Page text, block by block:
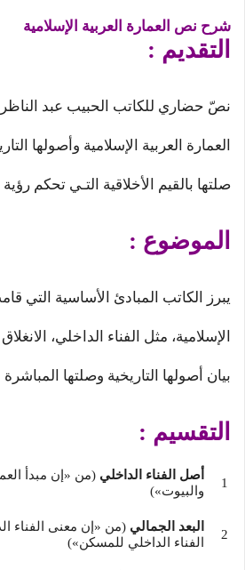
شرح نص العمارة العربية الإسلامية
التقديم :
نصّ حضاري للكاتب الحبيب عبد الناظر
العمارة العربية الإسلامية وأصولها
صلتها بالقيم الأخلاقية التـي تحكم
الموضوع :
يبرز الكاتب المبادئ الأساسية التي
الإسلامية، مثل الفناء الداخلي،
بيان أصولها التاريخية وصلتها المباشرة
التقسيم :
أصل الفناء الداخلي (من «إن مبدأ
والبيوت»)
البعد الجمالي (من «إن معنى الفناء
الفناء الداخلي للمسكن»)